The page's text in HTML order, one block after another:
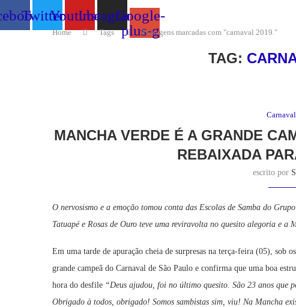
TwitterYoutubeInstagramGoogle-
plus-g
Home Tags Postagens marcadas com "carnaval 2019."
TAG:
MANCHA VERDE É A GRANDE
REBAIXADA
escrito por
O nervosismo e a emoção tomou conta das Escolas de Samba do
Tatuapé e Rosas de Ouro teve uma reviravolta no quesito alegoria e a
Em uma tarde de apuração cheia de surpresas na terça-feira (05), sob
grande campeã do Carnaval de São Paulo e confirma que uma boa
hora do desfile “Deus ajudou, foi no último quesito. São 23 anos que
Obrigado à todos, obrigado! Somos sambistas sim, viu! Na Mancha